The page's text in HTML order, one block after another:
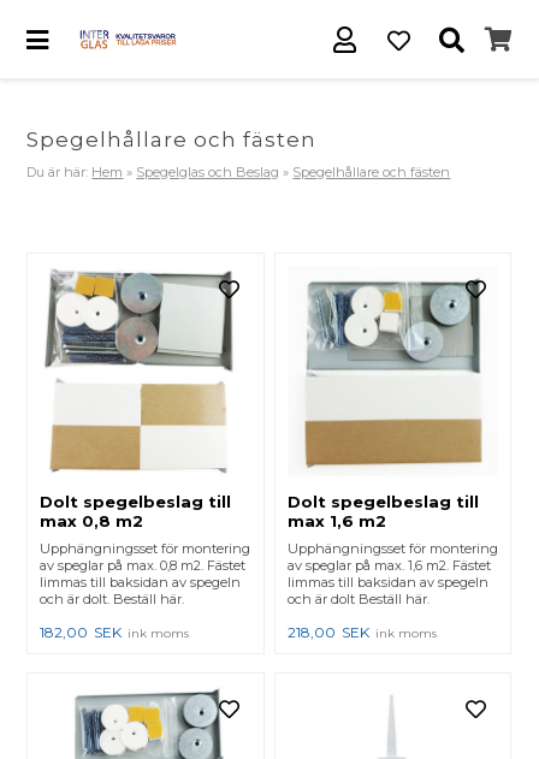
Spegelhållare och fästen
Du är här: Hem » Spegelglas och Beslag » Spegelhållare och fästen
Dolt spegelbeslag till
max 0,8 m2
Upphängningsset för montering
av speglar på max. 0,8 m2. Fästet
limmas till baksidan av spegeln
och är dolt. Beställ här.
182,00 SEK ink moms
Dolt spegelbeslag till
max 1,6 m2
Upphängningsset för montering
av speglar på max. 1,6 m2. Fästet
limmas till baksidan av spegeln
och är dolt Beställ här.
218,00 SEK ink moms